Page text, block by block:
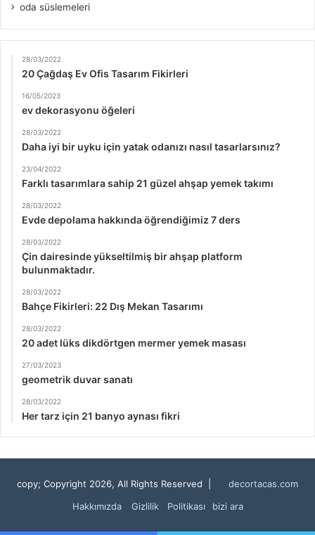
oda süslemeleri
28/03/2022
20 Çağdaş Ev Ofis Tasarım Fikirleri
16/05/2023
ev dekorasyonu öğeleri
28/03/2022
Daha iyi bir uyku için yatak odanızı nasıl tasarlarsınız?
23/04/2022
Farklı tasarımlara sahip 21 güzel ahşap yemek takımı
28/03/2022
Evde depolama hakkında öğrendiğimiz 7 ders
28/03/2022
Çin dairesinde yükseltilmiş bir ahşap platform
bulunmaktadır.
28/03/2022
Bahçe Fikirleri: 22 Dış Mekan Tasarımı
28/03/2022
20 adet lüks dikdörtgen mermer yemek masası
27/03/2023
geometrik duvar sanatı
28/03/2022
Her tarz için 21 banyo aynası fikri
copy; Copyright 2026, All Rights Reserved |
decortacas.com
Hakkımızda
Gizlilik Politikası bizi ara